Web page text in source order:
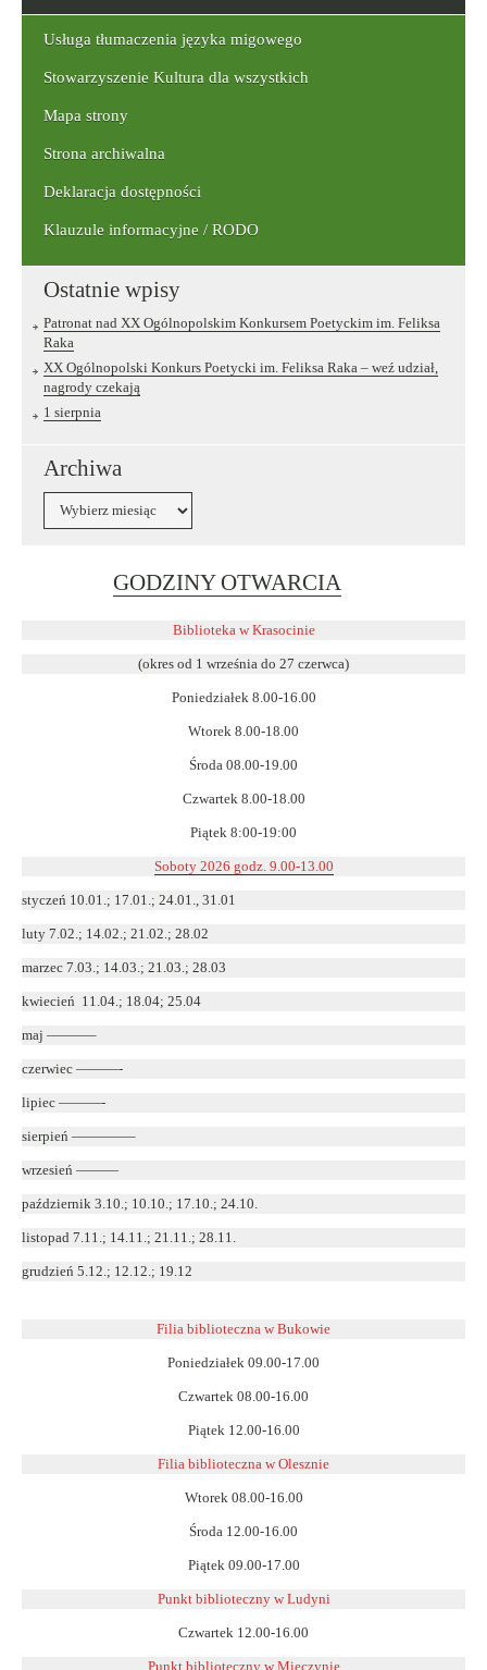
Usługa tłumaczenia języka migowego
Stowarzyszenie Kultura dla wszystkich
Mapa strony
Strona archiwalna
Deklaracja dostępności
Klauzule informacyjne / RODO
Ostatnie wpisy
Patronat nad XX Ogólnopolskim Konkursem Poetyckim im. Feliksa
Raka
XX Ogólnopolski Konkurs Poetycki im. Feliksa Raka – weź udział,
nagrody czekają
1 sierpnia
Archiwa
GODZINY OTWARCIA
w
Biblioteka w Krasocinie
(okres od 1 września do 27 czerwca)
Poniedziałek 8.00-16.00
Wtorek 8.00-18.00
Środa 08.00-19.00
Czwartek 8.00-18.00
Piątek 8:00-19:00
Soboty 2026 godz. 9.00-13.00
styczeń 10.01.; 17.01.; 24.01., 31.01
luty 7.02.; 14.02.; 21.02.; 28.02
marzec 7.03.; 14.03.; 21.03.; 28.03
kwiecień 11.04.; 18.04; 25.04
maj ———–
czerwiec ———-
lipiec ———-
sierpień ————–
wrzesień ———
październik 3.10.; 10.10.; 17.10.; 24.10.
listopad 7.11.; 14.11.; 21.11.; 28.11.
grudzień 5.12.; 12.12.; 19.12
Filia biblioteczna w Bukowie
Poniedziałek 09.00-17.00
Czwartek 08.00-16.00
Piątek 12.00-16.00
Filia biblioteczna w Olesznie
Wtorek 08.00-16.00
Środa 12.00-16.00
Piątek 09.00-17.00
Punkt biblioteczny w Ludyni
Czwartek 12.00-16.00
Punkt biblioteczny w Mieczynie